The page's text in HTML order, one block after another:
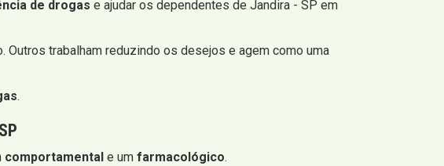
de drogas e ajudar os dependentes de Jandira - SP em
trabalham reduzindo os desejos e agem como uma
.
comportamental e um farmacológico.